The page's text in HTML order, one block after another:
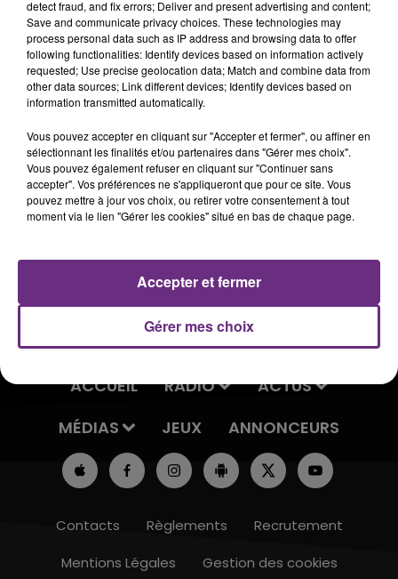
INFOS
Champagne FM, la seule radio à vous proposer de
passer un moment VIP en visio avec vos stars
préférées.
Julien Doré participé au T'chat vidéo avec Sophie
ACCUEIL RADIO
ACTUS
MÉDIAS
JEUX ANNONCEURS
Contacts Règlements
Recrutement
Mentions Légales
Gestion des cookies
detect fraud, and fix errors; Deliver and present advertising and content;
Save and communicate privacy choices. These technologies may
process personal data such as IP address and browsing data to offer
following functionalities: Identify devices based on information actively
requested; Use precise geolocation data; Match and combine data from
other data sources; Link different devices; Identify devices based on
information transmitted automatically.
Vous pouvez accepter en cliquant sur "Accepter et fermer", ou affiner en
sélectionnant les finalités et/ou partenaires dans "Gérer mes choix".
Vous pouvez également refuser en cliquant sur "Continuer sans
accepter". Vos préférences ne s'appliqueront que pour ce site. Vous
pouvez mettre à jour vos choix, ou retirer votre consentement à tout
moment via le lien "Gérer les cookies" situé en bas de chaque page.
Gérer mes choix
Accepter et fermer